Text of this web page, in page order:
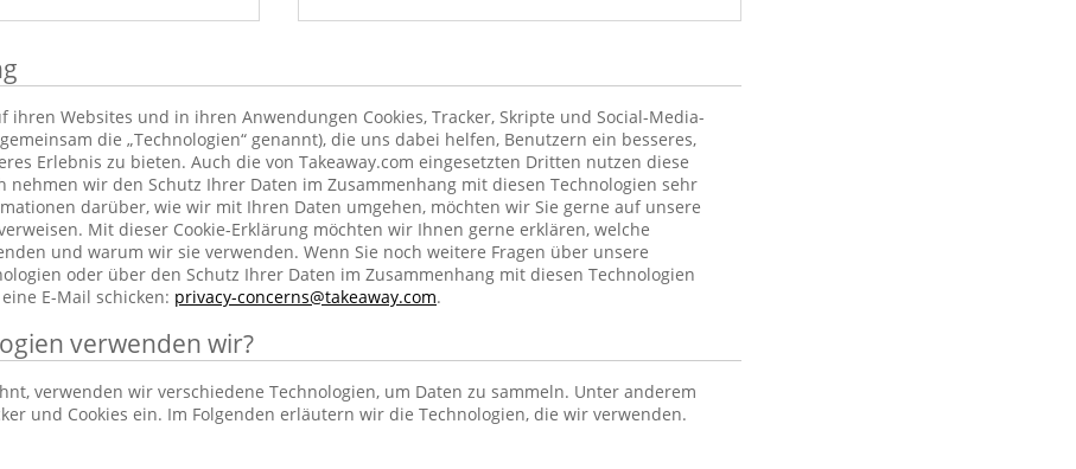
ihren Websites und in ihren Anwendungen Cookies, Tracker, Skripte und Social-Media-
die „Technologien“ genannt), die uns dabei helfen, Benutzern ein besseres,
Erlebnis zu bieten. Auch die von Takeaway.com eingesetzten Dritten nutzen diese
nehmen wir den Schutz Ihrer Daten im Zusammenhang mit diesen Technologien sehr
darüber, wie wir mit Ihren Daten umgehen, möchten wir Sie gerne auf unsere
Mit dieser Cookie-Erklärung möchten wir Ihnen gerne erklären, welche
und warum wir sie verwenden. Wenn Sie noch weitere Fragen über unsere
oder über den Schutz Ihrer Daten im Zusammenhang mit diesen Technologien
E-Mail schicken: privacy-concerns@takeaway.com.
verwenden wir?
verwenden wir verschiedene Technologien, um Daten zu sammeln. Unter anderem
und Cookies ein. Im Folgenden erläutern wir die Technologien, die wir verwenden.